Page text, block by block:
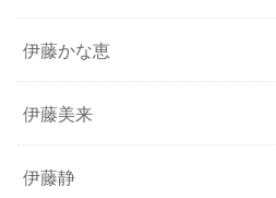
伊藤かな恵
伊藤美来
伊藤静